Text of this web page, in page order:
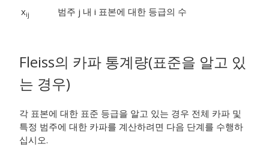
xij 범주 j 내 i 표본에 대한 등급의 수
Fleiss의 카파 통계량(표준을 알고 있
는 경우)
각 표본에 대한 표준 등급을 알고 있는 경우 전체 카파 및
특정 범주에 대한 카파를 계산하려면 다음 단계를 수행하
십시오.